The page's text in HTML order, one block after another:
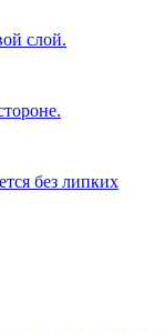
слой.
без липких